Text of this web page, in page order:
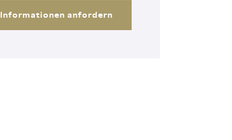
Informationen anfordern